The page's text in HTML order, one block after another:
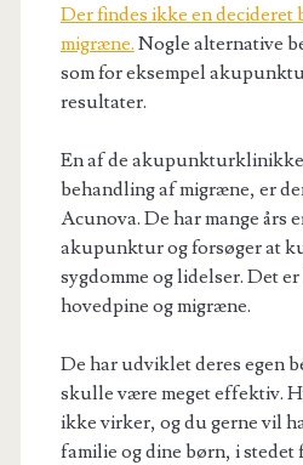
Der findes ikke en decideret
migræne. Nogle alternative
som for eksempel
resultater.
En af de
behandling af migræne, er
Acunova. De har mange års
akupunktur og forsøger at
sygdomme og lidelser. Det
hovedpine og migræne.
De har udviklet deres egen
skulle være meget effektiv.
ikke virker, og du gerne vil
familie og dine børn, i stedet